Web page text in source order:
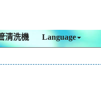
清洗機 Language